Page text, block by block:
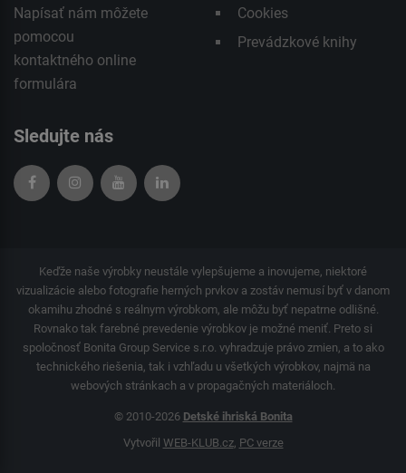
Napísať nám môžete
pomocou
kontaktného online
formulára
Cookies
Prevádzkové knihy
Sledujte nás
Keďže naše výrobky neustále vylepšujeme a inovujeme, niektoré
vizualizácie alebo fotografie herných prvkov a zostáv nemusí byť v danom
okamihu zhodné s reálnym výrobkom, ale môžu byť nepatrne odlišné.
Rovnako tak farebné prevedenie výrobkov je možné meniť. Preto si
spoločnosť Bonita Group Service s.r.o. vyhradzuje právo zmien, a to ako
technického riešenia, tak i vzhľadu u všetkých výrobkov, najmä na
webových stránkach a v propagačných materiáloch.
© 2010-2026 Detské ihriská Bonita
Vytvořil WEB-KLUB.cz, PC verze